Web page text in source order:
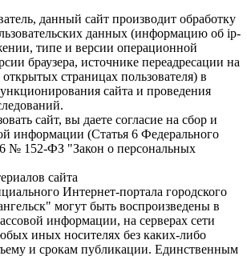
данный сайт производит обработку
данных (информацию об ip-
типе и версии операционной
браузера, источнике переадресации на
страницах пользователя) в
сайта и проведения
сайт, вы даете согласие на сбор и
информации (Статья 6 Федерального
№ 152-ФЗ "Закон о персональных
сайта
Интернет-портала городского
могут быть воспроизведены в
информации, на серверах сети
иных носителях без каких-либо
и срокам публикации. Единственным